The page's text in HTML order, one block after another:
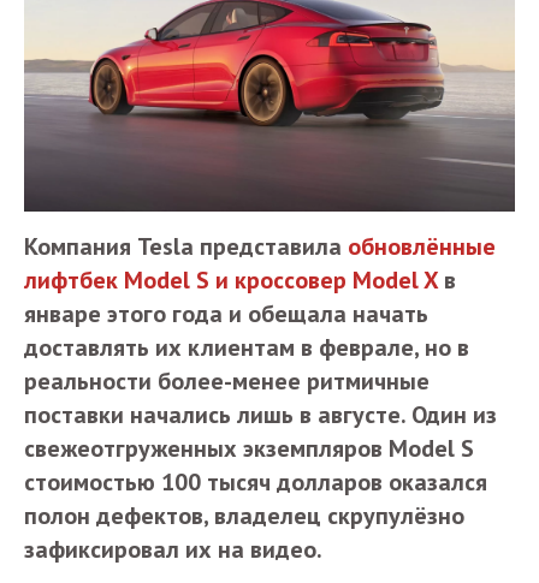
Компания Tesla представила обновлённые
лифтбек Model S и кроссовер Model Xв
январе этого года и обещала начать
доставлять их клиентам в феврале, но в
реальности более-менее ритмичные
поставки начались лишь в августе. Один из
свежеотгруженных экземпляров Model S
стоимостью 100 тысяч долларов оказался
полон дефектов, владелец скрупулёзно
зафиксировал их на видео.